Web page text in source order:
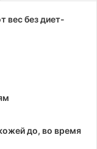
вес без диет-
до, во время